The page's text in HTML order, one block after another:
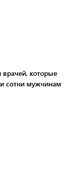
врачей, которые
сотни мужчинам